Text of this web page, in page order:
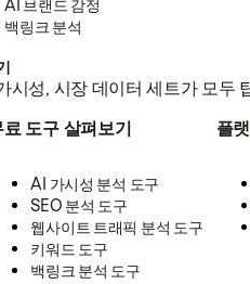
AI 브랜드 감정
백링크 분석
시성, 시장 데이터 세트가 모두
료 도구 살펴보기
AI 가시성 분석 도구
SEO 분석 도구
웹사이트 트래픽 분석 도구
키워드 도구
백링크 분석 도구
플